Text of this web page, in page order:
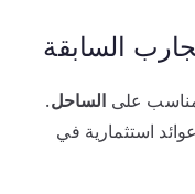
السابقة
على الساحل.
استثمارية في